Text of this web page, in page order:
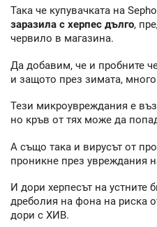
Така че купувачката на
заразила с херпес дълго,
червило в магазина.
Да добавим, че и пробните
и защото през зимата,
Тези микроувреждания е
но кръв от тях може да
А също така и вирусът от
проникне през увреждания
И дори херпесът на устните
дреболия на фона на риска
дори с ХИВ.